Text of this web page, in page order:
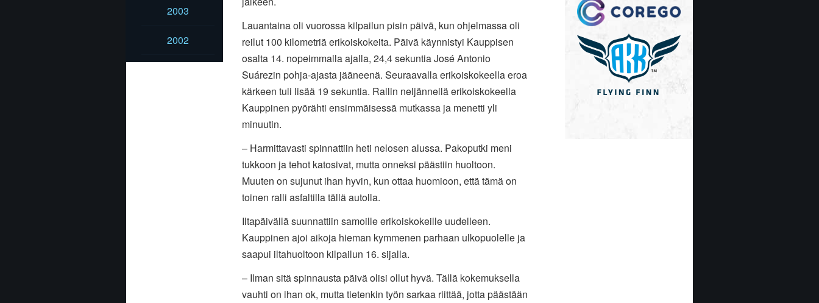
2003
2002
Lauantaina oli vuorossa kilpailun pisin päivä, kun ohjelmassa oli
reilut 100 kilometriä erikoiskokeita. Päivä käynnistyi Kauppisen
osalta 14. nopeimmalla ajalla, 24,4 sekuntia José Antonio
Suárezin pohja-ajasta jääneenä. Seuraavalla erikoiskokeella eroa
kärkeen tuli lisää 19 sekuntia. Rallin neljännellä erikoiskokeella
Kauppinen pyörähti ensimmäisessä mutkassa ja menetti yli
minuutin.
– Harmittavasti spinnattiin heti nelosen alussa. Pakoputki meni
tukkoon ja tehot katosivat, mutta onneksi päästiin huoltoon.
Muuten on sujunut ihan hyvin, kun ottaa huomioon, että tämä on
toinen ralli asfaltilla tällä autolla.
Iltapäivällä suunnattiin samoille erikoiskokeille uudelleen.
Kauppinen ajoi aikoja hieman kymmenen parhaan ulkopuolelle ja
saapui iltahuoltoon kilpailun 16. sijalla.
– Ilman sitä spinnausta päivä olisi ollut hyvä. Tällä kokemuksella
vauhti on ihan ok, mutta tietenkin työn sarkaa riittää, jotta päästään